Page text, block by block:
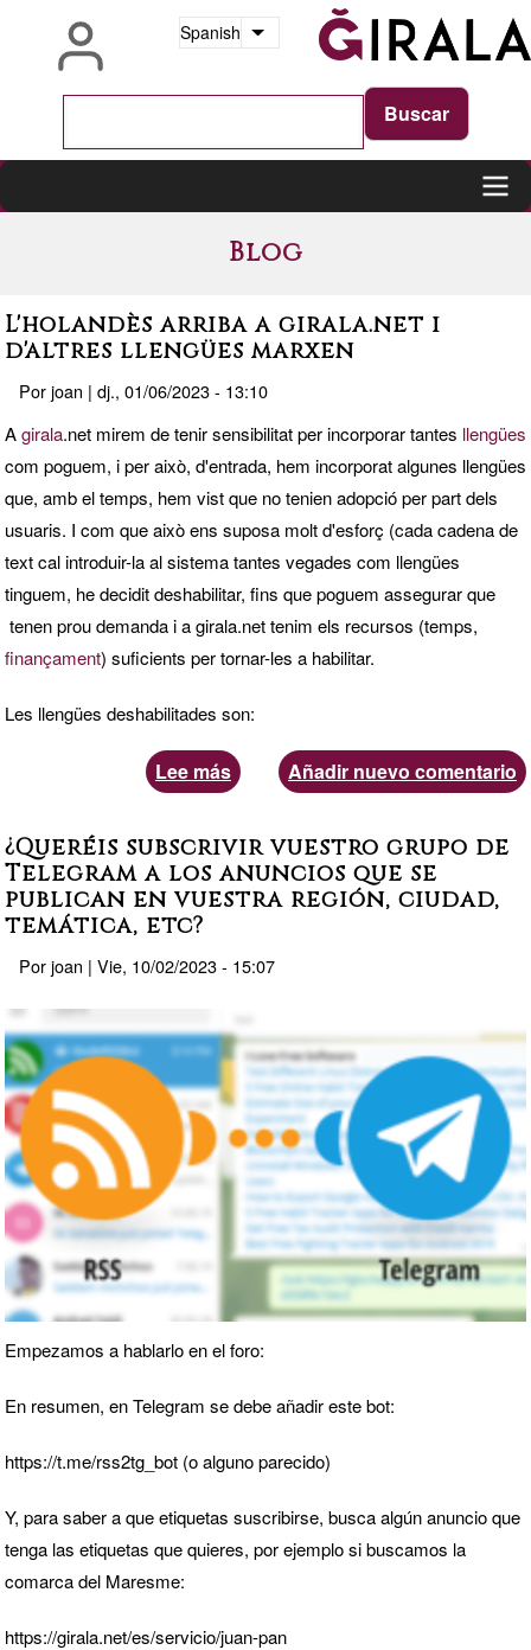
Spanish Lista adicional de acciones
Blog
L'holandès arriba a girala.net i
d'altres llengües marxen
Porjoan | dj., 01/06/2023 - 13:10
Agirala.net mirem de tenir sensibilitat per incorporar tantes llengües
com poguem, i per això, d'entrada, hem incorporat algunes llengües
que, amb el temps, hem vist que no tenien adopció per part dels
usuaris. I com que això ens suposa molt d'esforç (cada cadena de
text cal introduir-la al sistema tantes vegades com llengües
tinguem, he decidit deshabilitar, fins que poguem assegurar que
tenen prou demanda i a girala.net tenim els recursos (temps,
finançament) suficients per tornar-les a habilitar.
Les llengües deshabilitades son:
Lee más sobre
arriba
a
girala.net
d'altres
marxen
Añadir nuevo comentario
¿Queréis subscrivir vuestro grupo de
Telegram a los anuncios que se
publican en vuestra región, ciudad,
temática, etc?
Porjoan | Vie, 10/02/2023 - 15:07
Empezamos a hablarlo en el foro:
En resumen, en Telegram se debe añadir este bot:
https://t.me/rss2tg_bot (o alguno parecido)
Y, para saber a que etiquetas suscribirse, busca algún anuncio que
tenga las etiquetas que quieres, por ejemplo si buscamos la
comarca del Maresme:
https://girala.net/es/servicio/juan-pan